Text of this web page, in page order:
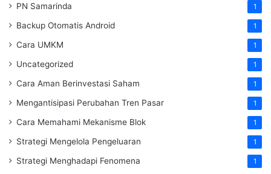
PN Samarinda 1
Backup Otomatis Android 1
Cara UMKM 1
Uncategorized 1
Cara Aman Berinvestasi Saham 1
Mengantisipasi Perubahan Tren Pasar 1
Cara Memahami Mekanisme Blok 1
Strategi Mengelola Pengeluaran 1
Strategi Menghadapi Fenomena 1